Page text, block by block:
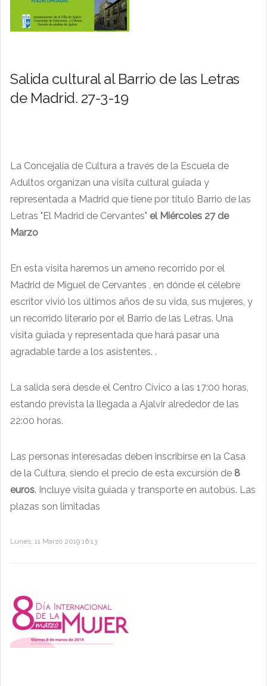
Salida cultural al Barrio de las Letras
de Madrid. 27-3-19
La Concejalía de Cultura a través de la Escuela de
Adultos organizan una visita cultural guiada y
representada a Madrid que tiene por título Barrio de las
Letras "El Madrid de Cervantes" el Miércoles 27 de
Marzo
En esta visita haremos un ameno recorrido por el
Madrid de Miguel de Cervantes , en dónde el célebre
escritor vivió los últimos años de su vida, sus mujeres, y
un recorrido literario por el Barrio de las Letras. Una
visita guiada y representada que hará pasar una
agradable tarde a los asistentes. .
La salida será desde el Centro Cívico a las 17:00 horas,
estando prevista la llegada a Ajalvir alrededor de las
22:00 horas.
Las personas interesadas deben inscribirse en la Casa
de la Cultura, siendo el precio de esta excursión de 8
euros. Incluye visita guiada y transporte en autobús. Las
plazas son limitadas
Lunes, 11 Marzo 2019 16:13